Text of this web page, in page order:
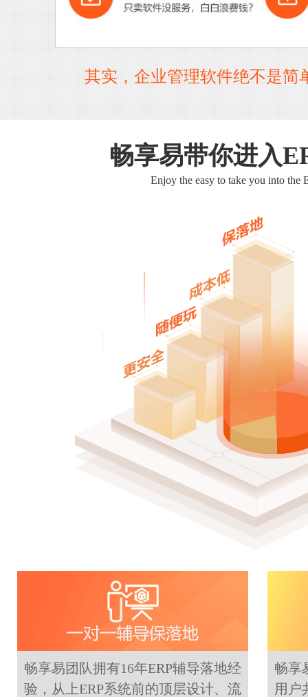
其实，企业管理软件绝不是
畅享易带你进入
Enjoy the easy to take you into the
畅享易团队拥有16年ERP辅导落地经
验，从上ERP系统前的顶层设计、流
畅享
用户